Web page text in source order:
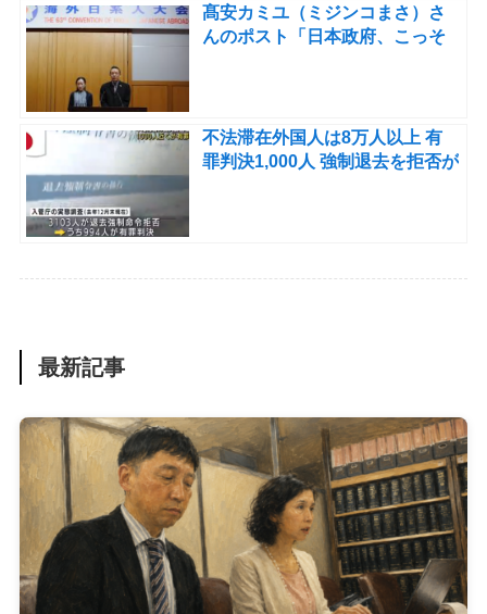
髙安カミユ（ミジンコまさ）さ
んのポスト「日本政府、こっそ
不法滞在外国人は8万人以上 有
罪判決1,000人 強制退去を拒否が
最新記事